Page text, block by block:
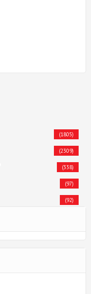
(1805)
(2309)
(338)
(97)
(92)